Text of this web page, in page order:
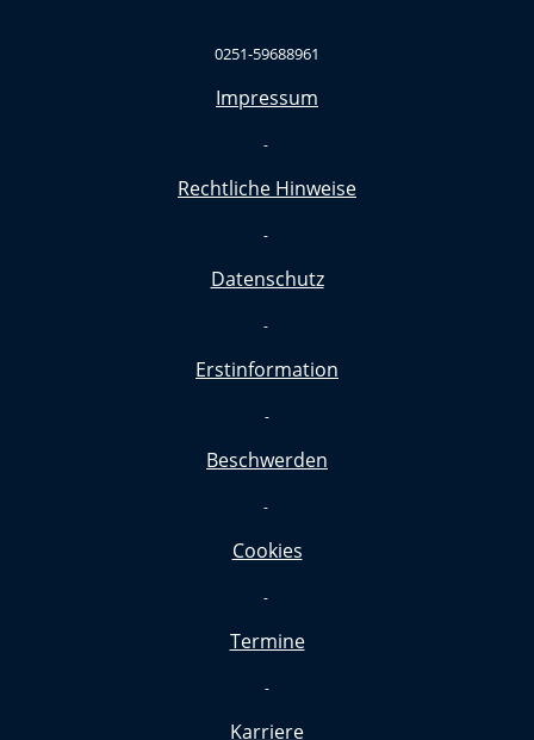
0251-59688961
Impressum
-
Rechtliche Hinweise
-
Datenschutz
-
Erstinformation
-
Beschwerden
-
Cookies
-
Termine
-
Karriere